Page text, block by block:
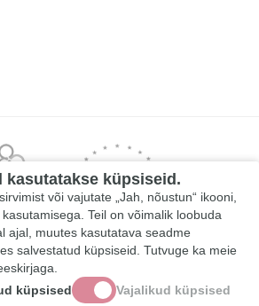
kasutatakse küpsiseid.
või vajutate „Jah, nõustun“ ikooni,
Teil on võimalik loobuda
ajal, muutes kasutatava seadme
salvestatud küpsiseid. Tutvuge ka meie
küpsised
Vajalikud küpsised